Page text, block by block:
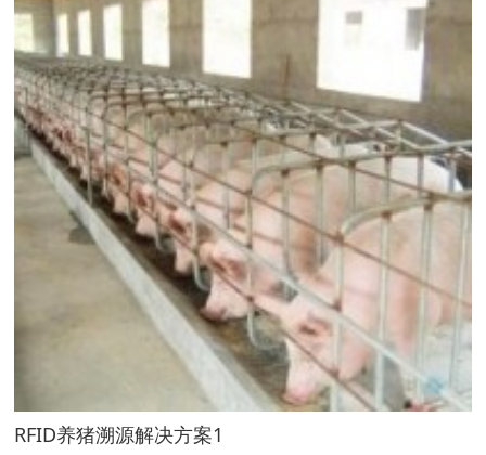
RFID养猪溯源解决方案1